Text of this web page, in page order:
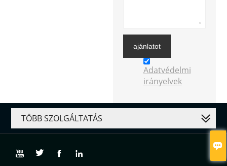

ajánlatot
Adatvédelmi
irányelvek
TÖBB SZOLGÁLTATÁS
   